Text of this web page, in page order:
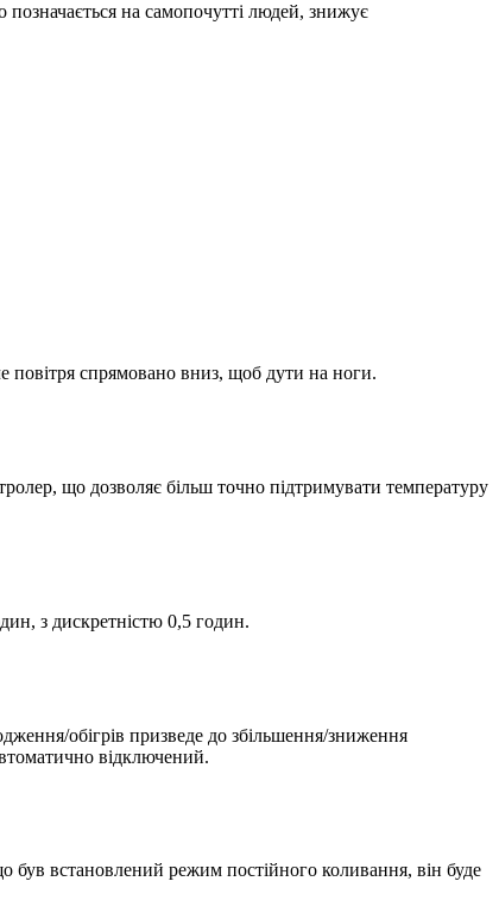
позначається на самопочутті людей, знижує
повітря спрямовано вниз, щоб дути на ноги.
що дозволяє більш точно підтримувати температуру
з дискретністю 0,5 годин.
обігрів призведе до збільшення/зниження
відключений.
був встановлений режим постійного коливання, він буде